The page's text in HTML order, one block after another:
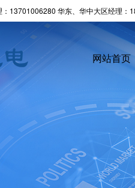
13701006280 华东、华中大区经理
网站首页